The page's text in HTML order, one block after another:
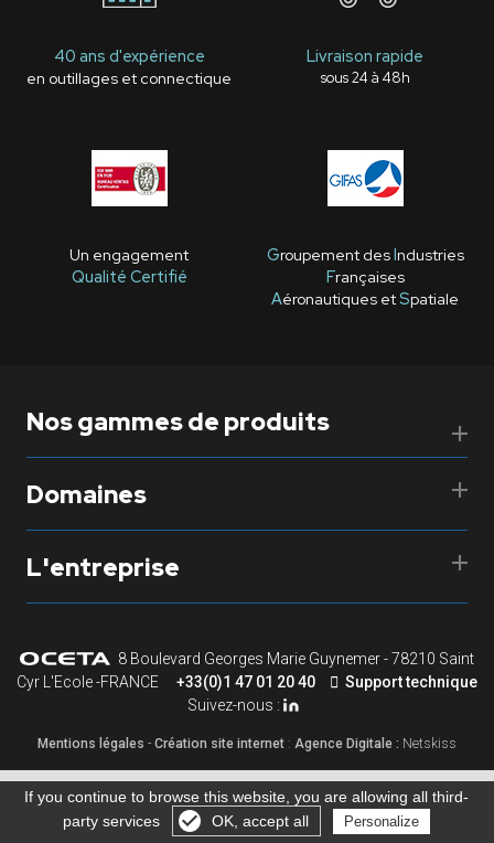
40 ans d'expérience
en outillages et connectique
Livraison rapide
sous 24 à 48h
Un engagement
Qualité Certifié
Groupement desIndustries
Françaises
Aéronautiques etSpatiale
Nos gammes de produits
Domaines
L'entreprise
8 Boulevard Georges Marie Guynemer - 78210 Saint
Cyr L'Ecole -FRANCE
+33(0)1 47 01 20 40
Support technique
Suivez-nous :
Mentions légales - Création site internet : Agence Digitale : Netskiss
Gérer les cookies
If you continue to browse this website, you are allowing all third-
party services
OK, accept all Personalize